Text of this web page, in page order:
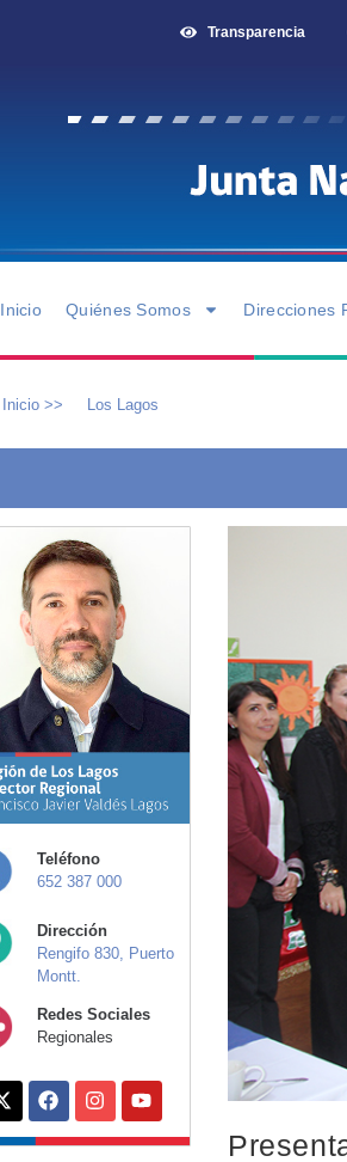
Transparencia
Inicio Quiénes Somos Direcciones
Inicio >> Los Lagos
Teléfono
652 387 000
Dirección
Rengifo 830, Puerto
Montt.
Redes Sociales
Regionales